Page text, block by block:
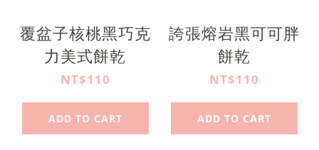
覆盆子核桃黑巧克
力美式餅乾
NT$110
ADD TO CART
誇張熔岩黑可可胖
餅乾
NT$110
ADD TO CART